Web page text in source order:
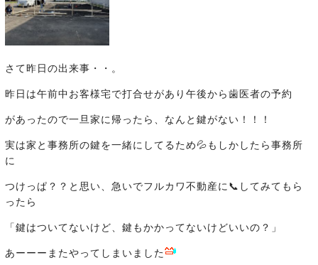
さて昨日の出来事・・。
昨日は午前中お客様宅で打合せがあり午後から歯医者の予約
があったので一旦家に帰ったら、なんと鍵がない！！！
実は家と事務所の鍵を一緒にしてるため💦もしかしたら事務所
に
つけっぱ？？と思い、急いでフルカワ不動産に📞してみてもら
ったら
「鍵はついてないけど、鍵もかかってないけどいいの？」
あーーーまたやってしまいました